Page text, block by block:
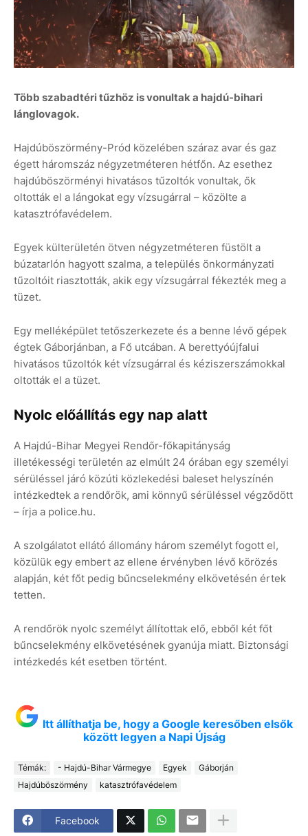
Több szabadtéri tűzhöz is vonultak a hajdú-bihari
lánglovagok.
Hajdúböszörmény-Pród közelében száraz avar és gaz
égett háromszáz négyzetméteren hétfőn. Az esethez
hajdúböszörményi hivatásos tűzoltók vonultak, ők
oltották el a lángokat egy vízsugárral – közölte a
katasztrófavédelem.
Egyek külterületén ötven négyzetméteren füstölt a
búzatarlón hagyott szalma, a település önkormányzati
tűzoltóit riasztották, akik egy vízsugárral fékezték meg a
tüzet.
Egy melléképület tetőszerkezete és a benne lévő gépek
égtek Gáborjánban, a Fő utcában. A berettyóújfalui
hivatásos tűzoltók két vízsugárral és kéziszerszámokkal
oltották el a tüzet.
Nyolc előállítás egy nap alatt
A Hajdú-Bihar Megyei Rendőr-főkapitányság
illetékességi területén az elmúlt 24 órában egy személyi
sérüléssel járó közúti közlekedési baleset helyszínén
intézkedtek a rendőrök, ami könnyű sérüléssel végződött
– írja a police.hu.
A szolgálatot ellátó állomány három személyt fogott el,
közülük egy embert az ellene érvényben lévő körözés
alapján, két főt pedig bűncselekmény elkövetésén értek
tetten.
A rendőrök nyolc személyt állítottak elő, ebből két főt
bűncselekmény elkövetésének gyanúja miatt. Biztonsági
intézkedés két esetben történt.
Itt állíthatja be, hogy a Google keresőben elsők
között legyen a Napi Újság
Témák: - Hajdú-Bihar Vármegye Egyek
Gáborján
Hajdúböszörmény
katasztrófavédelem
Facebook